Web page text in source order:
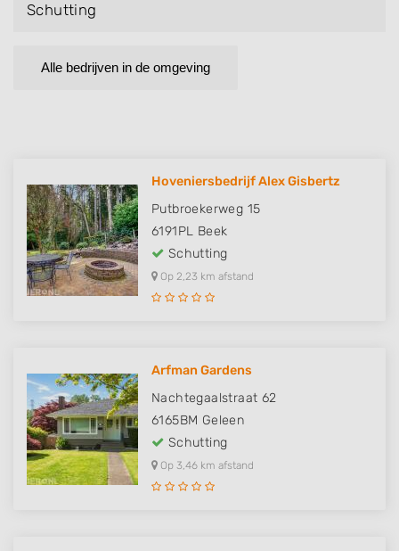
Schutting
Alle bedrijven in de omgeving
Hoveniersbedrijf Alex Gisbertz
Putbroekerweg 15
6191PL Beek
Schutting
Op 2,23 km afstand
Arfman Gardens
Nachtegaalstraat 62
6165BM Geleen
Schutting
Op 3,46 km afstand